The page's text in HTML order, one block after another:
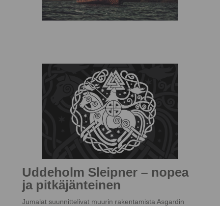
Uddeholm Sleipner – nopea
ja pitkäjänteinen
Jumalat suunnittelivat muurin rakentamista Asgardin